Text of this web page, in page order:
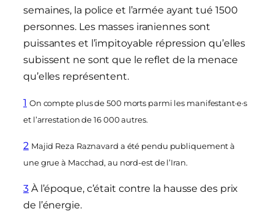
semaines, la police et l’armée ayant tué 1500
personnes. Les masses iraniennes sont
puissantes et l’impitoyable répression qu’elles
subissent ne sont que le reflet de la menace
qu’elles représentent.
1 On compte plus de 500 morts parmi les manifestant·e·s
et l’arrestation de 16 000 autres.
2 Majid Reza Raznavard a été pendu publiquement à
une grue à Macchad, au nord-est de l’Iran.
3À l’époque, c’était contre la hausse des prix
de l’énergie.